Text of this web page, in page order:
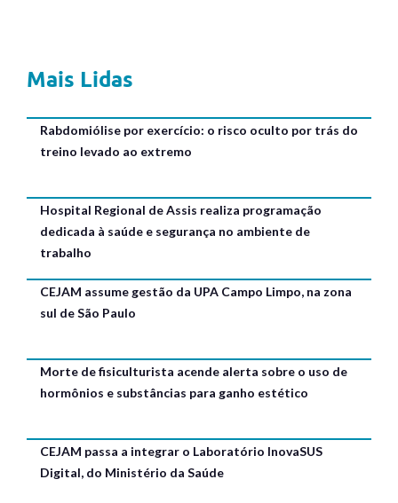
Mais Lidas
Rabdomiólise por exercício: o risco oculto por trás do
treino levado ao extremo
Hospital Regional de Assis realiza programação
dedicada à saúde e segurança no ambiente de
trabalho
CEJAM assume gestão da UPA Campo Limpo, na zona
sul de São Paulo
Morte de fisiculturista acende alerta sobre o uso de
hormônios e substâncias para ganho estético
CEJAM passa a integrar o Laboratório InovaSUS
Digital, do Ministério da Saúde